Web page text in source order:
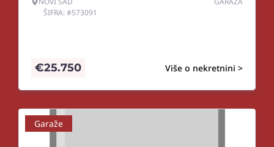
ŠIFRA: #573091
Više o nekretnini >
€25.750
Garaže